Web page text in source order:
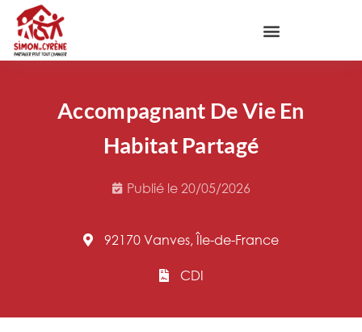
Accompagnant De Vie En
Habitat Partagé
Publié le 20/05/2026
92170 Vanves, Île-de-France
CDI